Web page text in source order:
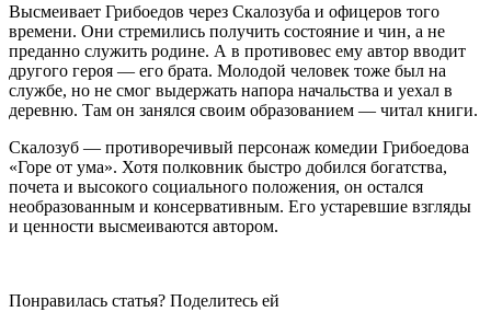
Высмеивает Грибоедов через Скалозуба и офицеров того
времени. Они стремились получить состояние и чин, а не
преданно служить родине. А в противовес ему автор вводит
другого героя — его брата. Молодой человек тоже был на
службе, но не смог выдержать напора начальства и уехал в
деревню. Там он занялся своим образованием — читал книги.
Скалозуб — противоречивый персонаж комедии Грибоедова
«Горе от ума». Хотя полковник быстро добился богатства,
почета и высокого социального положения, он остался
необразованным и консервативным. Его устаревшие взгляды
и ценности высмеиваются автором.
Понравилась статья? Поделитесь ей